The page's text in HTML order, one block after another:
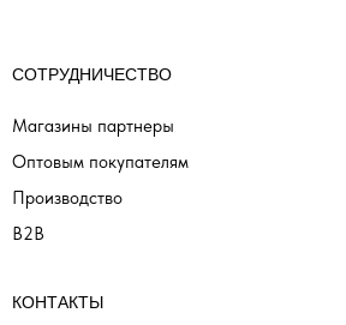
Производство
СОТРУДНИЧЕСТВО
Магазины партнеры
Оптовым покупателям
КОНТАКТЫ
B2B